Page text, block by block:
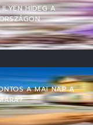
ILYEN HIDEG A
A MAI NAP A